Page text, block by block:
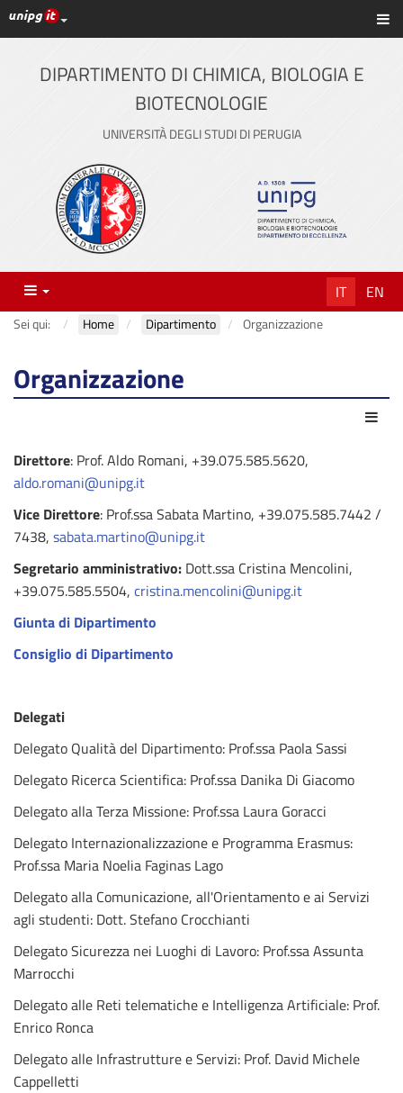
Vai
al
contenuto
principale
Link ai principali servizi web di Ateneo
DIPARTIMENTO DI CHIMICA, BIOLOGIA E
BIOTECNOLOGIE
UNIVERSITÀ DEGLI STUDI DI PERUGIA
Menu IT EN
Sei qui: Home Dipartimento Organizzazione
Organizzazione
Direttore: Prof. Aldo Romani, +39.075.585.5620,
aldo.romani@unipg.it
Vice Direttore: Prof.ssa Sabata Martino, +39.075.585.7442 /
7438, sabata.martino@unipg.it
Segretario amministrativo: Dott.ssa Cristina Mencolini,
+39.075.585.5504, cristina.mencolini@unipg.it
Giunta di Dipartimento
Consiglio di Dipartimento
Delegati
Delegato Qualità del Dipartimento: Prof.ssa Paola Sassi
Delegato Ricerca Scientifica: Prof.ssa Danika Di Giacomo
Delegato alla Terza Missione: Prof.ssa Laura Goracci
Delegato Internazionalizzazione e Programma Erasmus:
Prof.ssa Maria Noelia Faginas Lago
Delegato alla Comunicazione, all'Orientamento e ai Servizi
agli studenti: Dott. Stefano Crocchianti
Delegato Sicurezza nei Luoghi di Lavoro: Prof.ssa Assunta
Marrocchi
Delegato alle Reti telematiche e Intelligenza Artificiale: Prof.
Enrico Ronca
Delegato alle Infrastrutture e Servizi: Prof. David Michele
Cappelletti